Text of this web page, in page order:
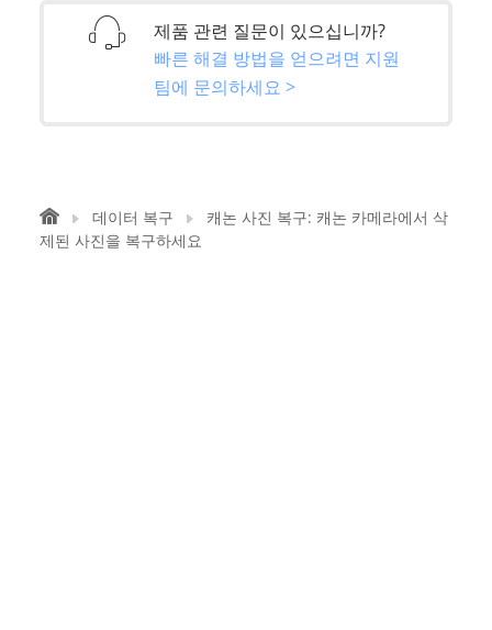
제품 관련 질문이 있으십니까?
빠른 해결 방법을 얻으려면 지원
팀에 문의하세요 >
데이터 복구
캐논 사진 복구: 캐논 카메라에서 삭
제된 사진을 복구하세요